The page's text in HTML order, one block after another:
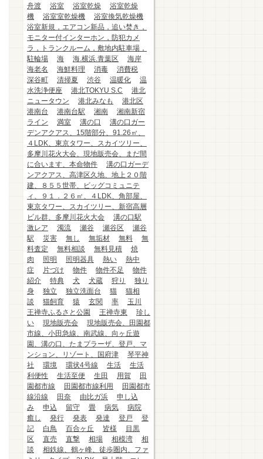
舟渡
浴室 浴室乾燥
浴室乾燥
機
浴室室乾燥機
浴室換気乾燥機
浴室新規，エアコン新品，追い焚き，
モニター付インターホン，防犯カメ
ラ，トランクルーム，敷地内駐車場，
駐輪場
海 海.横浜.青葉区
海岸
海老名
海鮮料理 消毒
消費税
深谷町
清掃夏 渋谷 温暖化
温
水洗浄便座
港北TOKYU S.C
港北
ニュータウン
港北みなも
港北区
港南台
港南台駅 湘南
湘南新宿
ライン
満室 溝の口
溝の口ガー
デンアクアス、15階部分、91.26㎡、
４LDK、東京タワー、スカイツリー、
多摩川花火大会、現地販売会、まだ間
に合います、本命物件
溝の口ガーデ
ンアクアス、高津区久地、地上２０階
建、８５５世帯、ビッグコミュニテ
ィ、９１．２６㎡、４LDK、角部屋、
東京タワー、スカイツリー、新宿高層
ビル群、多摩川花火大会
溝の口駅
激レア
濁流 瀬谷 瀬谷区
瀬谷
駅
災害 無し 無垢材 無料
無
料査定
無料相談 無料見積
焼
肉
照明 照明器具 熱い
熱中
症
片づけ 物件 物件不足
物件
紹介
特典 犬 犬蔵 狩り
独り
身
独立 独立洗面台 猫
猫相
談
猫飼育 猿 玄関 率
玉川
王禅寺ふるさと公園
王禅寺東
珍し
い
現地販売会
現地販売会、田園都
市線、小田急線、南武線、向ヶ丘遊
園、溝の口、たまプラーザ、登戸、マ
ンション、リゾート、国府津
琴平神
社
環境 環状4号線 生活
生活
利便性
生活至便 生田 用賀
田
園都市線
田園都市線利用
田園都市
線沿線
田奈 由比ガ浜
申し込
み
申込 留守 畳 病気
病院
癒し
発行 発表 発達 登戸
登
記
白鳥 百合ヶ丘 皆様
目黒
区
直売 直撃 相場 相模湾
相
談
相鉄線、鶴ヶ峰、徒歩圏内、ファ